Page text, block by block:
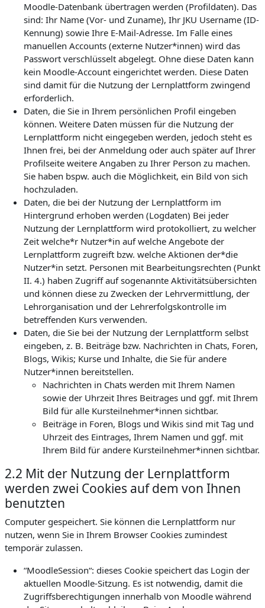
Moodle-Datenbank übertragen werden (Profildaten). Das
sind: Ihr Name (Vor- und Zuname), Ihr JKU Username (ID-
Kennung) sowie Ihre E-Mail-Adresse. Im Falle eines
manuellen Accounts (externe Nutzer*innen) wird das
Passwort verschlüsselt abgelegt. Ohne diese Daten kann
kein Moodle-Account eingerichtet werden. Diese Daten
sind damit für die Nutzung der Lernplattform zwingend
erforderlich.
Daten, die Sie in Ihrem persönlichen Profil eingeben
können. Weitere Daten müssen für die Nutzung der
Lernplattform nicht eingegeben werden, jedoch steht es
Ihnen frei, bei der Anmeldung oder auch später auf Ihrer
Profilseite weitere Angaben zu Ihrer Person zu machen.
Sie haben bspw. auch die Möglichkeit, ein Bild von sich
hochzuladen.
Daten, die bei der Nutzung der Lernplattform im
Hintergrund erhoben werden (Logdaten) Bei jeder
Nutzung der Lernplattform wird protokolliert, zu welcher
Zeit welche*r Nutzer*in auf welche Angebote der
Lernplattform zugreift bzw. welche Aktionen der*die
Nutzer*in setzt. Personen mit Bearbeitungsrechten (Punkt
II. 4.) haben Zugriff auf sogenannte Aktivitätsübersichten
und können diese zu Zwecken der Lehrvermittlung, der
Lehrorganisation und der Lehrerfolgskontrolle im
betreffenden Kurs verwenden.
Daten, die Sie bei der Nutzung der Lernplattform selbst
eingeben, z. B. Beiträge bzw. Nachrichten in Chats, Foren,
Blogs, Wikis; Kurse und Inhalte, die Sie für andere
Nutzer*innen bereitstellen.
Nachrichten in Chats werden mit Ihrem Namen
sowie der Uhrzeit Ihres Beitrages und ggf. mit Ihrem
Bild für alle Kursteilnehmer*innen sichtbar.
Beiträge in Foren, Blogs und Wikis sind mit Tag und
Uhrzeit des Eintrages, Ihrem Namen und ggf. mit
Ihrem Bild für andere Kursteilnehmer*innen sichtbar.
2.2 Mit der Nutzung der Lernplattform
werden zwei Cookies auf dem von Ihnen
benutzten
Computer gespeichert. Sie können die Lernplattform nur
nutzen, wenn Sie in Ihrem Browser Cookies zumindest
temporär zulassen.
“MoodleSession“: dieses Cookie speichert das Login der
aktuellen Moodle-Sitzung. Es ist notwendig, damit die
Zugriffsberechtigungen innerhalb von Moodle während